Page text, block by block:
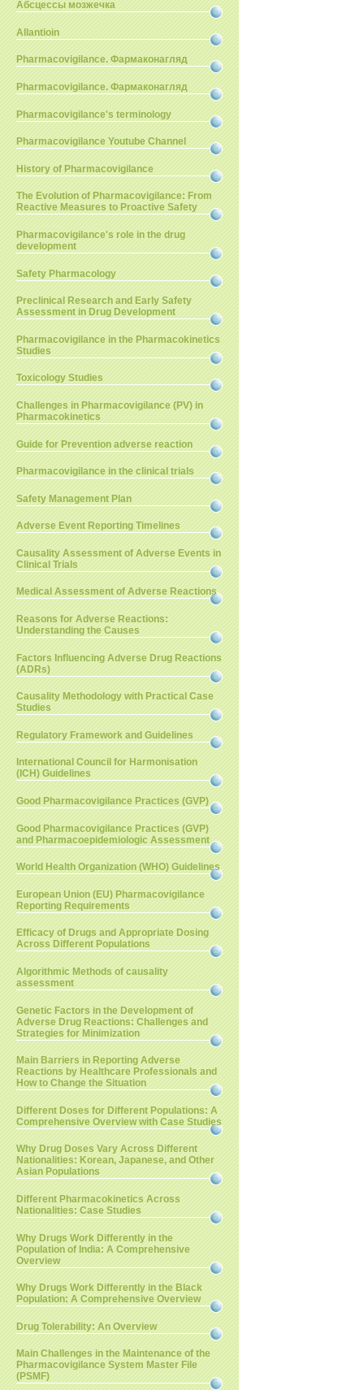
Абсцессы мозжечка
Allantioin
Pharmacovigilance. Фармаконагляд
Pharmacovigilance. Фармаконагляд
Pharmacovigilance's terminology
Pharmacovigilance Youtube Channel
History of Pharmacovigilance
The Evolution of Pharmacovigilance: From
Reactive Measures to Proactive Safety
Pharmacovigilance's role in the drug
development
Safety Pharmacology
Preclinical Research and Early Safety
Assessment in Drug Development
Pharmacovigilance in the Pharmacokinetics
Studies
Toxicology Studies
Challenges in Pharmacovigilance (PV) in
Pharmacokinetics
Guide for Prevention adverse reaction
Pharmacovigilance in the clinical trials
Safety Management Plan
Adverse Event Reporting Timelines
Causality Assessment of Adverse Events in
Clinical Trials
Medical Assessment of Adverse Reactions
Reasons for Adverse Reactions:
Understanding the Causes
Factors Influencing Adverse Drug Reactions
(ADRs)
Causality Methodology with Practical Case
Studies
Regulatory Framework and Guidelines
International Council for Harmonisation
(ICH) Guidelines
Good Pharmacovigilance Practices (GVP)
Good Pharmacovigilance Practices (GVP)
and Pharmacoepidemiologic Assessment
World Health Organization (WHO) Guidelines
European Union (EU) Pharmacovigilance
Reporting Requirements
Efficacy of Drugs and Appropriate Dosing
Across Different Populations
Algorithmic Methods of causality
assessment
Genetic Factors in the Development of
Adverse Drug Reactions: Challenges and
Strategies for Minimization
Main Barriers in Reporting Adverse
Reactions by Healthcare Professionals and
How to Change the Situation
Different Doses for Different Populations: A
Comprehensive Overview with Case Studies
Why Drug Doses Vary Across Different
Nationalities: Korean, Japanese, and Other
Asian Populations
Different Pharmacokinetics Across
Nationalities: Case Studies
Why Drugs Work Differently in the
Population of India: A Comprehensive
Overview
Why Drugs Work Differently in the Black
Population: A Comprehensive Overview
Drug Tolerability: An Overview
Main Challenges in the Maintenance of the
Pharmacovigilance System Master File
(PSMF)